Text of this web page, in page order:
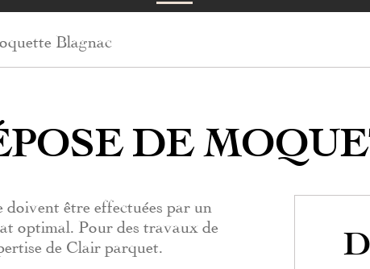
Blagnac
DE
doivent être effectuées par un
optimal. Pour des travaux de
de Clair parquet.